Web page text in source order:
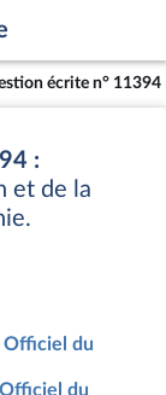
écrite n° 11394
:
et de la
Officiel du
du